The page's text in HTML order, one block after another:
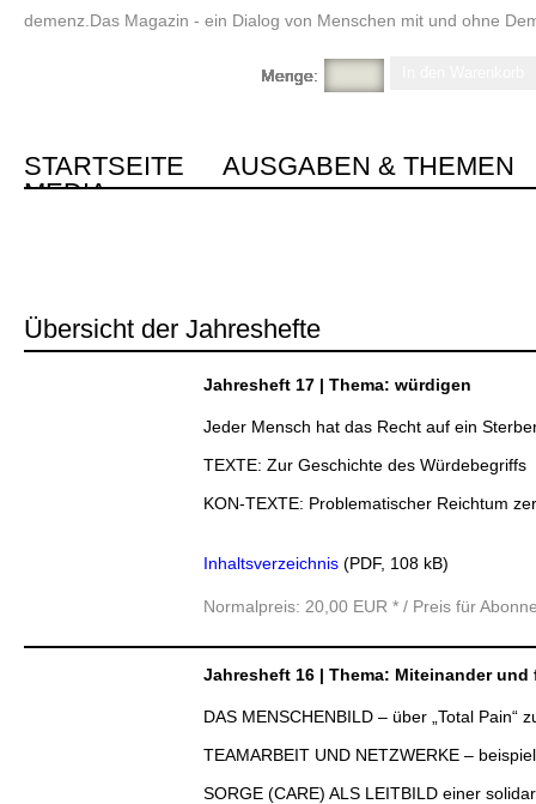
demenz.Das Magazin - ein Dialog von Menschen mit und ohne
STARTSEITE
AUSGABEN & THEMEN
MEDIA
Übersicht der Jahreshefte
Jahresheft 17 | Thema: würdigen
Jeder Mensch hat das Recht auf ein
TEXTE: Zur Geschichte des Würdebegriffs
KON-TEXTE: Problematischer Reichtum
Inhaltsverzeichnis (PDF, 108 kB)
Normalpreis: 20,00 EUR * / Preis für
Menge:
Jahresheft 16 | Thema: Miteinander
DAS MENSCHENBILD – über „Total Pain“
TEAMARBEIT UND NETZWERKE –
SORGE (CARE) ALS LEITBILD einer
Menge:
Menge:
Menge:
Menge:
Menge:
Menge:
Menge:
Menge:
Menge:
Menge:
Menge:
Menge:
Menge:
Menge:
Menge:
Menge: